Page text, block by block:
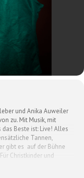
und Anika Auweiler
zu. Mit Musik, mit
Beste ist: Live! Alles
Tannen,
gibt es auf der Bühne
Christkinder und